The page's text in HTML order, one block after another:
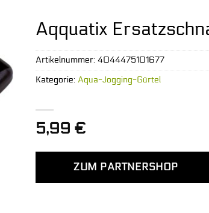
Aqquatix
5,99 €
ZUM PARTNERSHOP
Artikelnummer: 4044475101677
Kategorie: Aqua-Jogging-Gürtel